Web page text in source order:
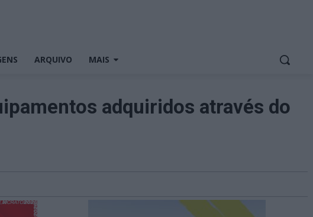
ARQUIVO MAIS
adquiridos através do